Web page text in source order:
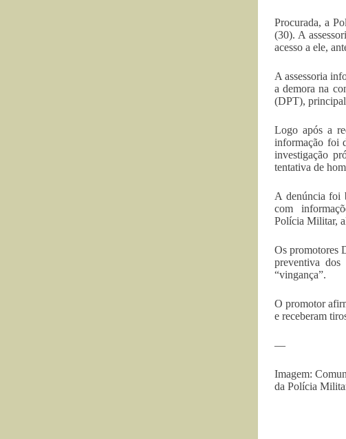
Procurada, a
(30). A
acesso a ele,
A assessoria
a demora na
(DPT),
Logo após a
informação foi
investigação
tentativa de
A denúncia foi
com
Polícia Militar,
Os promotores
preventiva
“vingança”.
O promotor
e receberam
—
Imagem:
da Polícia